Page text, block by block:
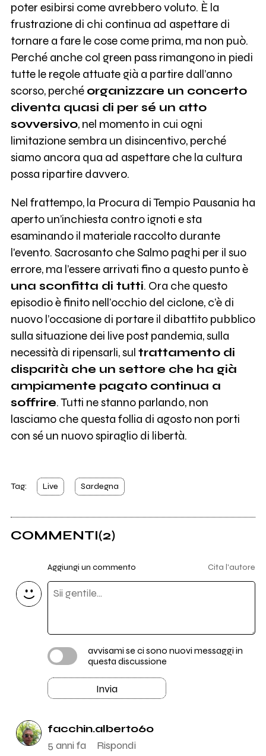
poter esibirsi come avrebbero voluto. È la
frustrazione di chi continua ad aspettare di
tornare a fare le cose come prima, ma non può.
Perché anche col green pass rimangono in piedi
tutte le regole attuate già a partire dall’anno
scorso, perché organizzare un concerto
diventa quasi di per sé un atto
sovversivo, nel momento in cui ogni
limitazione sembra un disincentivo, perché
siamo ancora qua ad aspettare che la cultura
possa ripartire davvero.
Nel frattempo, la Procura di Tempio Pausania ha
aperto un’inchiesta contro ignoti e sta
esaminando il materiale raccolto durante
l'evento. Sacrosanto che Salmo paghi per il suo
errore, ma l’essere arrivati fino a questo punto è
una sconfitta di tutti. Ora che questo
episodio è finito nell’occhio del ciclone, c’è di
nuovo l’occasione di portare il dibattito pubblico
sulla situazione dei live post pandemia, sulla
necessità di ripensarli, sul trattamento di
disparità che un settore che ha già
ampiamente pagato continua a
soffrire. Tutti ne stanno parlando, non
lasciamo che questa follia di agosto non porti
con sé un nuovo spiraglio di libertà.
Tag: Live Sardegna
COMMENTI(2)
Aggiungi un commento Cita l'autore
avvisami se ci sono nuovi messaggi in
questa discussione
Invia
facchin.alberto60
5 anni fa
Rispondi